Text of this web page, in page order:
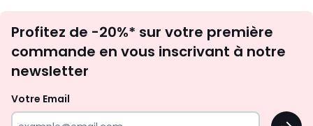
newsletter
Profitez de -20%* sur votre première
commande en vous inscrivant à notre
newsletter
Votre Email
OK